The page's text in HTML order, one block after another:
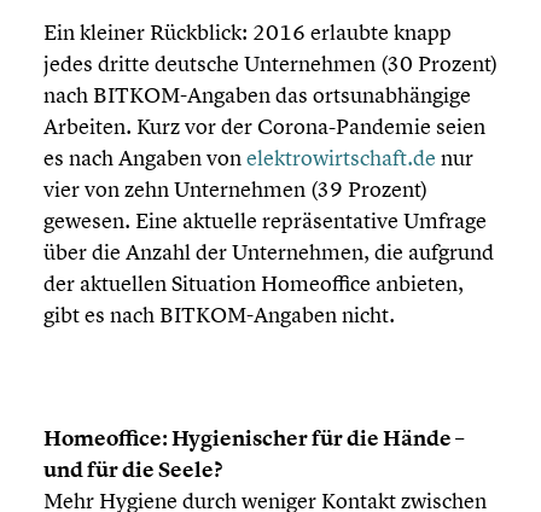
Ein kleiner Rückblick: 2016 erlaubte knapp
jedes dritte deutsche Unter­neh­men (30 Prozent)
nach BITKOM-Angaben das ortsun­ab­hän­gige
Arbeiten. Kurz vor der Corona-Pandemie seien
es nach Angaben vonelektrowirtschaft.de nur
vier von zehn Unter­neh­men (39 Prozent)
gewesen. Eine aktuelle reprä­sen­ta­tive Umfrage
über die Anzahl der Unter­neh­men, die aufgrund
der aktuellen Situation Homeof­fice anbieten,
gibt es nach BITKOM-Angaben nicht.
Homeof­fice: Hygie­ni­scher für die Hände –
und für die Seele?
Mehr Hygiene durch weniger Kontakt zwischen